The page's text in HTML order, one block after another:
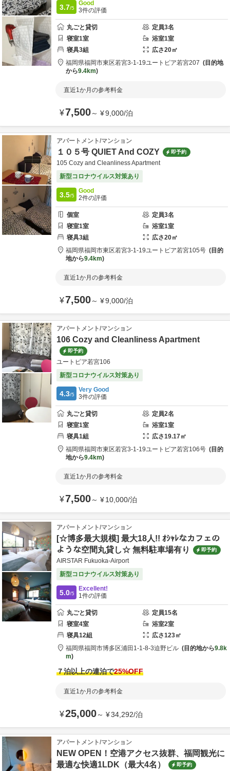
3.7/5
Good
3件の評価
丸ごと貸切 定員3名
寝室1室 浴室1室
寝具3組 広さ20㎡
福岡県福岡市東区若宮3-1-19ユートピア若宮207
目的地
から9.4km
直近1か月の参考料金
¥7,500～ ¥9,000/泊
アパートメント/マンション
１０５号 QUIET And COZY 即予約
105 Cozy and Cleanliness Apartment
新型コロナウイルス対策あり
3.5/5
Good
2件の評価
個室 定員3名
寝室1室 浴室1室
寝具3組 広さ20㎡
福岡県福岡市東区若宮3-1-19ユートピア若宮105号
目的
地から9.4km
直近1か月の参考料金
¥7,500～ ¥9,000/泊
アパートメント/マンション
106 Cozy and Cleanliness Apartment
即予約
ユートピア若宮106
新型コロナウイルス対策あり
4.3/5
Very Good
3件の評価
丸ごと貸切 定員2名
寝室1室 浴室1室
寝具1組 広さ19.17㎡
福岡県福岡市東区若宮3-1-19ユートピア若宮106号
目的
地から9.4km
直近1か月の参考料金
¥7,500～ ¥10,000/泊
アパートメント/マンション
[☆博多最大規模] 最大18人!! ｵｼｬﾚなカフェの
ような空間丸貸し☆ 無料駐車場有り
即予約
AIRSTAR Fukuoka-Airport
新型コロナウイルス対策あり
5.0/5
Excellent!
1件の評価
丸ごと貸切 定員15名
寝室4室 浴室2室
寝具12組 広さ123㎡
福岡県福岡市博多区浦田1-1-8-3迫野ビル 目的地から9.8k
m
７泊以上の連泊で25%OFF
直近1か月の参考料金
¥25,000～ ¥34,292/泊
アパートメント/マンション
NEW OPEN！空港アクセス抜群、福岡観光に
最適な快適1LDK（最大4名）
即予約